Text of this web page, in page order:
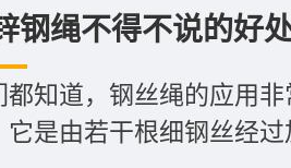
钢绳不得不说的好
都知道，钢丝绳的应用非
它是由若干根细钢丝经过